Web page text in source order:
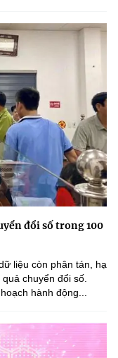
đổi số trong 100
liệu còn phân tán, hạ
chuyển đổi số.
hành động...